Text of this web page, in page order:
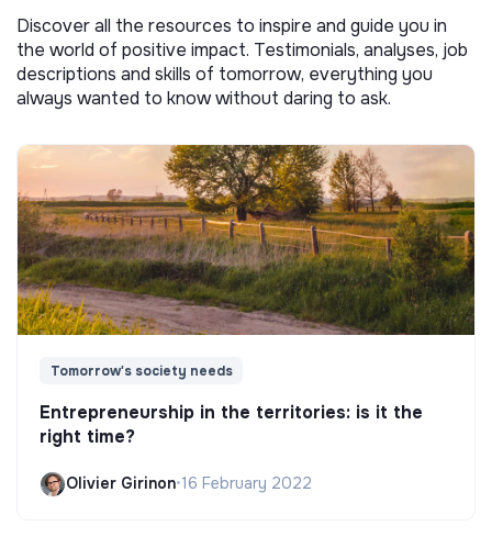
Discover all the resources to inspire and guide you in
the world of positive impact. Testimonials, analyses, job
descriptions and skills of tomorrow, everything you
always wanted to know without daring to ask.
Tomorrow's society needs
Entrepreneurship in the territories: is it the
right time?
Olivier Girinon•16 February 2022